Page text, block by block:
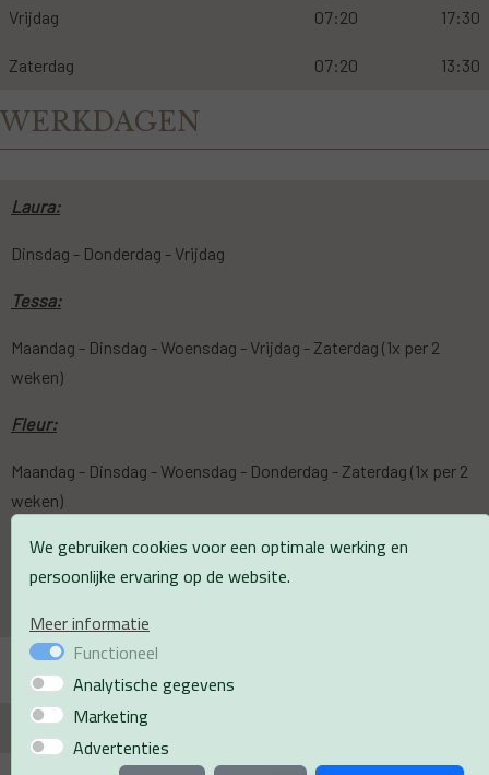
Vrijdag 07:20 17:30
Zaterdag 07:20 13:30
WERKDAGEN
Laura:
Dinsdag - Donderdag - Vrijdag
Tessa:
Maandag - Dinsdag - Woensdag - Vrijdag - Zaterdag (1x per 2
weken)
Fleur:
Maandag - Dinsdag - Woensdag - Donderdag - Zaterdag (1x per 2
weken)
Mary-Ann:
Privacyverklaring
We gebruiken cookies voor een optimale werking en
persoonlijke ervaring op de website.
Meer informatie
Functioneel
Analytische gegevens
Marketing
Advertenties